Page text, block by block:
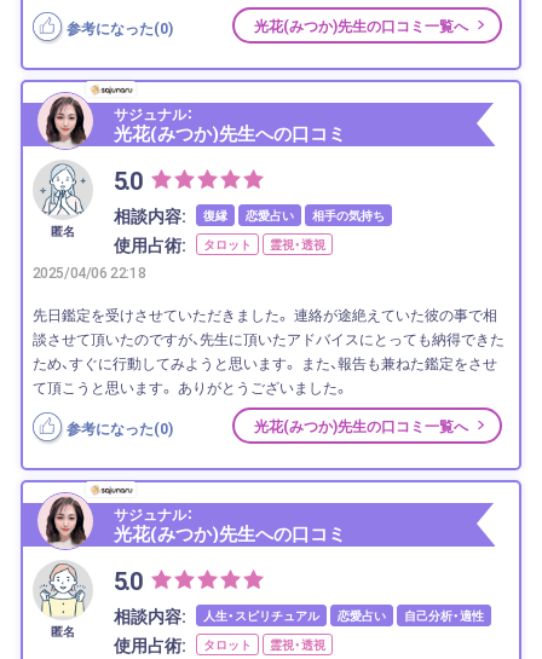
参考になった(0) 光花(みつか)先生の口コミ一覧へ
サジュナル：
光花(みつか)先生への口コミ
匿名
5.0
相談内容: 復縁 恋愛占い 相手の気持ち
使用占術: タロット 霊視・透視
2025/04/06 22:18
先日鑑定を受けさせていただきました。 連絡が途絶えていた彼の事で相
談させて頂いたのですが、先生に頂いたアドバイスにとっても納得できた
ため、すぐに行動してみようと思います。 また、報告も兼ねた鑑定をさせ
て頂こうと思います。 ありがとうございました。
参考になった(0) 光花(みつか)先生の口コミ一覧へ
サジュナル：
光花(みつか)先生への口コミ
匿名
5.0
相談内容: 人生・スピリチュアル 恋愛占い 自己分析・適性
使用占術: タロット 霊視・透視